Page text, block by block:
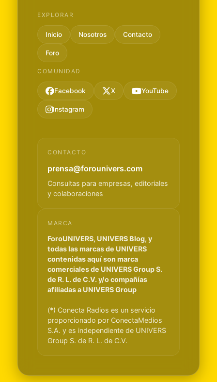
EXPLORAR
Inicio Nosotros Contacto
Foro
COMUNIDAD
Facebook X YouTube
Instagram
CONTACTO
prensa@forounivers.com
Consultas para empresas, editoriales
y colaboraciones
MARCA
ForoUNIVERS, UNIVERS Blog, y
todas las marcas de UNIVERS
contenidas aquí son marca
comerciales de UNIVERS Group S.
de R. L. de C.V. y/o compañías
afiliadas a UNIVERS Group
(*) Conecta Radios es un servicio
proporcionado por ConectaMedios
S.A. y es independiente de UNIVERS
Group S. de R. L. de C.V.